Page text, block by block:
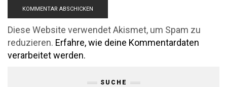
Diese Website verwendet Akismet, um Spam zu
reduzieren. Erfahre, wie deine Kommentardaten
verarbeitet werden.
SUCHE